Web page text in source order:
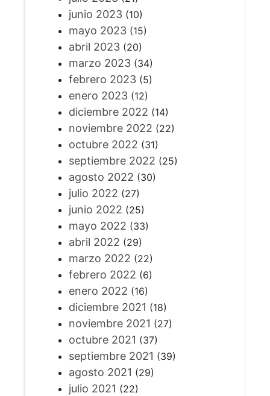
junio 2023(10)
mayo 2023(15)
abril 2023(20)
marzo 2023(34)
febrero 2023(5)
enero 2023(12)
diciembre 2022 (14)
noviembre 2022 (22)
octubre 2022 (31)
septiembre 2022 (25)
agosto 2022 (30)
julio 2022 (27)
junio 2022 (25)
mayo 2022 (33)
abril 2022 (29)
marzo 2022 (22)
febrero 2022 (6)
enero 2022 (16)
diciembre 2021 (18)
noviembre 2021 (27)
octubre 2021 (37)
septiembre 2021 (39)
agosto 2021 (29)
julio 2021 (22)